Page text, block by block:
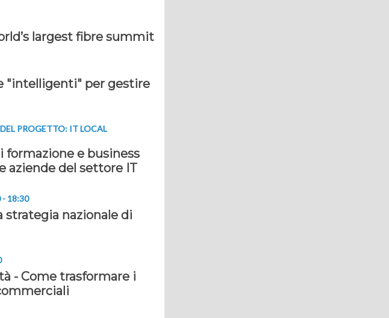
largest fibre summit
"intelligenti" per gestire
PROGETTO: IT LOCAL
formazione e business
aziende del settore IT
- 18:30
strategia nazionale di
- Come trasformare i